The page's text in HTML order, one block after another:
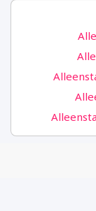
delen, kunnen